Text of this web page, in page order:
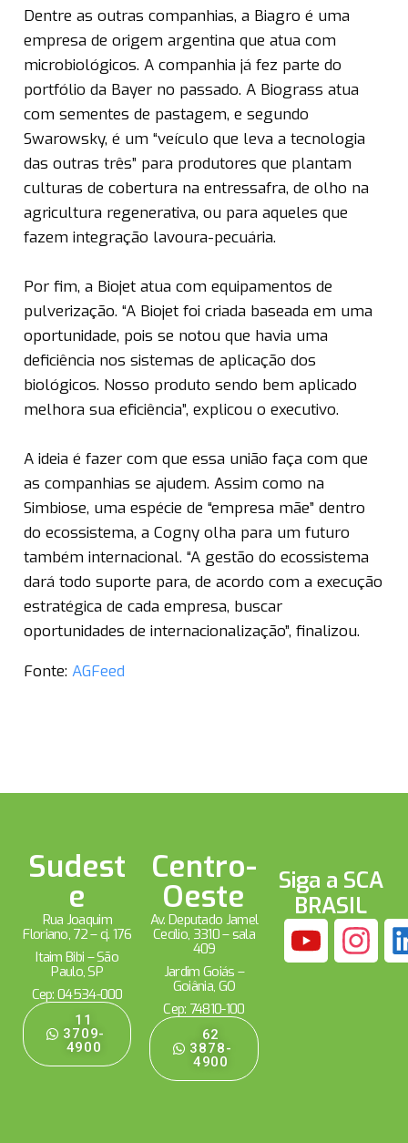
Dentre as outras companhias, a Biagro é uma
empresa de origem argentina que atua com
microbiológicos. A companhia já fez parte do
portfólio da Bayer no passado. A Biograss atua
com sementes de pastagem, e segundo
Swarowsky, é um “veículo que leva a tecnologia
das outras três” para produtores que plantam
culturas de cobertura na entressafra, de olho na
agricultura regenerativa, ou para aqueles que
fazem integração lavoura-pecuária.
Por fim, a Biojet atua com equipamentos de
pulverização. “A Biojet foi criada baseada em uma
oportunidade, pois se notou que havia uma
deficiência nos sistemas de aplicação dos
biológicos. Nosso produto sendo bem aplicado
melhora sua eficiência”, explicou o executivo.
A ideia é fazer com que essa união faça com que
as companhias se ajudem. Assim como na
Simbiose, uma espécie de “empresa mãe” dentro
do ecossistema, a Cogny olha para um futuro
também internacional. “A gestão do ecossistema
dará todo suporte para, de acordo com a execução
estratégica de cada empresa, buscar
oportunidades de internacionalização”, finalizou.
Fonte: AGFeed
Sudest
e
Rua Joaquim
Floriano, 72 – cj. 176
Itaim Bibi – São
Paulo, SP
Cep: 04534-000
11
3709-
4900
Centro-
Oeste
Av. Deputado Jamel
Cecílio, 3310 – sala
409
Jardim Goiás –
Goiânia, GO
Cep: 74810-100
62
3878-
4900
Siga a SCA
BRASIL